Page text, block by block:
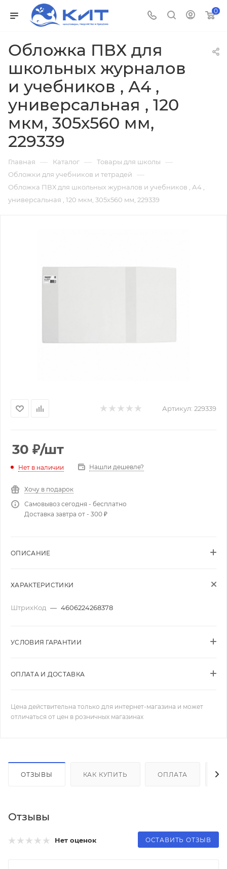
0
Обложка ПВХ для
школьных журналов
и учебников , А4 ,
универсальная , 120
мкм, 305х560 мм,
229339
Главная — Каталог — Товары для школы —
Обложки для учебников и тетрадей —
Обложка ПВХ для школьных журналов и учебников , А4 ,
универсальная , 120 мкм, 305х560 мм, 229339
Артикул: 229339
30 ₽/шт
Нет в наличии Нашли дешевле?
Хочу в подарок
Самовывоз сегодня - бесплатно
Доставка завтра от - 300 ₽
ОПИСАНИЕ
ХАРАКТЕРИСТИКИ
ШтрихКод — 4606224268378
УСЛОВИЯ ГАРАНТИИ
ОПЛАТА И ДОСТАВКА
Цена действительна только для интернет-магазина и может
отличаться от цен в розничных магазинах
ОТЗЫВЫ КАК КУПИТЬ ОПЛАТА
Отзывы
Нет оценок ОСТАВИТЬ ОТЗЫВ